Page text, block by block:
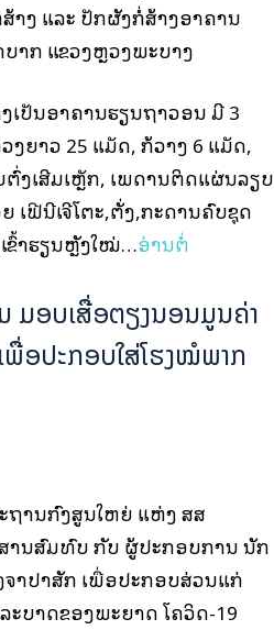
າງ ແລະ ປັກຜັງກໍ່ສ້າງອາຄານ
າກ ແຂວງຫຼວງພະບາງ
ປັນອາຄານຮຽນຖາວອນ ມີ 3
ຍາວ 25 ແມັດ, ກ້ວາງ 6 ແມັດ,
ງເສີມເຫຼັກ, ເພດານຕິດແຜ່ນລຽບ
ເຟີນີເຈີໂຕະ,ຕັ່ງ,ກະດານຄົບຊຸດ
ຂົ້າຮຽນຫຼັງໃໝ່…ອ່ານຕໍ່
ມອບເສື່ອຕຽງນອນມູນຄ່າ
ພື່ອປະກອບໃສ່ໂຮງໝໍພາກ
ານກົງສູນໃຫຍ່ ແຫ່ງ ສສ
ານສົມທົບ ກັບ ຜູ້ປະກອບການ ນັກ
າປາສັກ ເພື່ອປະກອບສ່ວນແກ່
ບາດຂອງພະຍາດ ໂຄວິດ-19